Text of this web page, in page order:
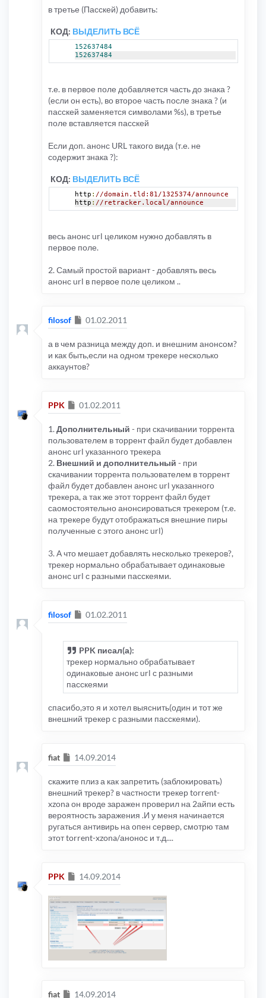
в третье (Пасскей) добавить:
КОД: ВЫДЕЛИТЬ ВСЁ
152637484
152637484
т.е. в первое поле добавляется часть до знака ?
(если он есть), во второе часть после знака ? (и
пасскей заменяется символами %s), в третье
поле вставляется пасскей
Если доп. анонс URL такого вида (т.е. не
содержит знака ?):
КОД: ВЫДЕЛИТЬ ВСЁ
http : //domain.tld:81/1325374/announce
http : //retracker.local/announce
весь анонс url целиком нужно добавлять в
первое поле.
2. Самый простой вариант - добавлять весь
анонс url в первое поле целиком ..
filosof Сообщение
01.02.2011
а в чем разница между доп. и внешним анонсом?
и как быть,если на одном трекере несколько
аккаунтов?
PPK Сообщение
01.02.2011
1.Дополнительный - при скачивании торрента
пользователем в торрент файл будет добавлен
анонс url указанного трекера
2. Внешний и дополнительный - при
скачивании торрента пользователем в торрент
файл будет добавлен анонс url указанного
трекера, а так же этот торрент файл будет
саомостоятельно анонсироваться трекером (т.е.
на трекере будут отображаться внешние пиры
полученные с этого анонс url)
3. А что мешает добавлять несколько трекеров?,
трекер нормально обрабатывает одинаковые
анонс url с разными пасскеями.
filosof Сообщение
01.02.2011
PPK писал(а):
трекер нормально обрабатывает
одинаковые анонс url с разными
пасскеями
спасибо,это я и хотел выяснить(один и тот же
внешний трекер с разными пасскеями).
fiat Сообщение
14.09.2014
скажите плиз а как запретить (заблокировать)
внешний трекер? в частности трекер torrent-
xzona он вроде заражен проверил на 2айпи есть
вероятность заражения .И у меня начинается
ругаться антивирь на опен сервер, смотрю там
этот torrent-xzona/анонос и т.д....
PPK Сообщение
14.09.2014
fiat Сообщение
14.09.2014